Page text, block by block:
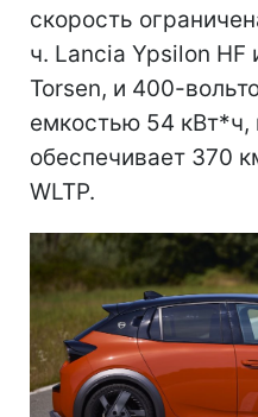
скорость
ч. Lancia Ypsilon
Torsen, и 400-
емкостью 54 кВт*ч,
обеспечивает 370
WLTP.